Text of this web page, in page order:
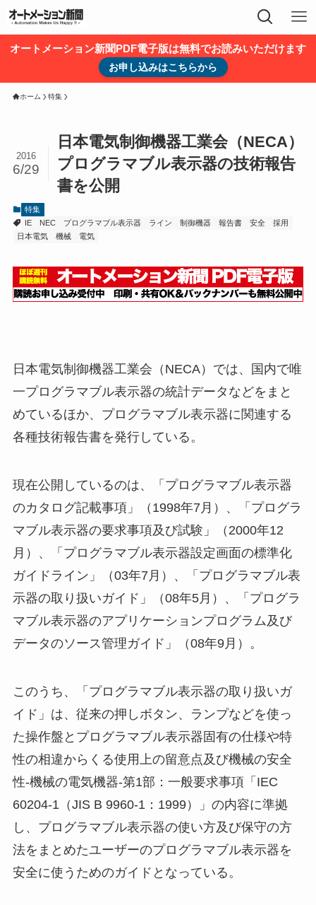
オートメーション新聞PDF電子版は無料でお読みいただけます
お申し込みはこちらから
ホーム 特集
日本電気制御機器工業会（NECA）
プログラマブル表示器の技術報告
書を公開
2016
6/29
特集
IE
NEC プログラマブル表示器 ライン 制御機器 報告書 安全
採用
日本電気
機械 電気
日本電気制御機器工業会（NECA）では、国内で唯
一プログラマブル表示器の統計データなどをまと
めているほか、プログラマブル表示器に関連する
各種技術報告書を発行している。
現在公開しているのは、「プログラマブル表示器
のカタログ記載事項」（1998年7月）、「プログラ
マブル表示器の要求事項及び試験」（2000年12
月）、「プログラマブル表示器設定画面の標準化
ガイドライン」（03年7月）、「プログラマブル表
示器の取り扱いガイド」（08年5月）、「プログラ
マブル表示器のアプリケーションプログラム及び
データのソース管理ガイド」（08年9月）。
このうち、「プログラマブル表示器の取り扱いガ
イド」は、従来の押しボタン、ランプなどを使っ
た操作盤とプログラマブル表示器固有の仕様や特
性の相違からくる使用上の留意点及び機械の安全
性-機械の電気機器-第1部：一般要求事項「IEC
60204-1（JIS B 9960-1：1999）」の内容に準拠
し、プログラマブル表示器の使い方及び保守の方
法をまとめたユーザーのプログラマブル表示器を
安全に使うためのガイドとなっている。